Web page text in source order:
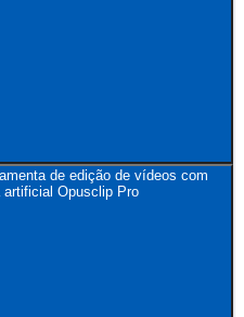
de edição de vídeos com
Opusclip Pro